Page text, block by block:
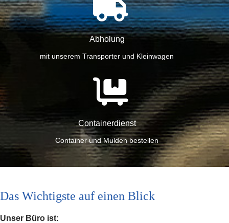
Abholung
mit unserem Transporter und Kleinwagen
Containerdienst
Container und Mulden bestellen
Das Wichtigste auf einen Blick
Unser Büro ist: